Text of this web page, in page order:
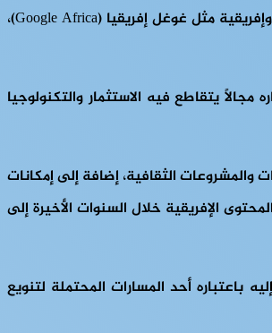
جانب فنانين ومنتجين ورواد أعمال من مختلف أنحاء القارة. ومن بين المشاركين مسؤولون من الأمم المتحدة والحكومة الكينية، وقيادات من شركات عالمية وإفريقية مثل غوغل إفريقيا (Google Africa)،
يتقاطع فيه الاستثمار والتكنولوجيا
الثقافية، إضافة إلى إمكانات
الإفريقية خلال السنوات الأخيرة إلى
باعتباره أحد المسارات المحتملة لتنويع